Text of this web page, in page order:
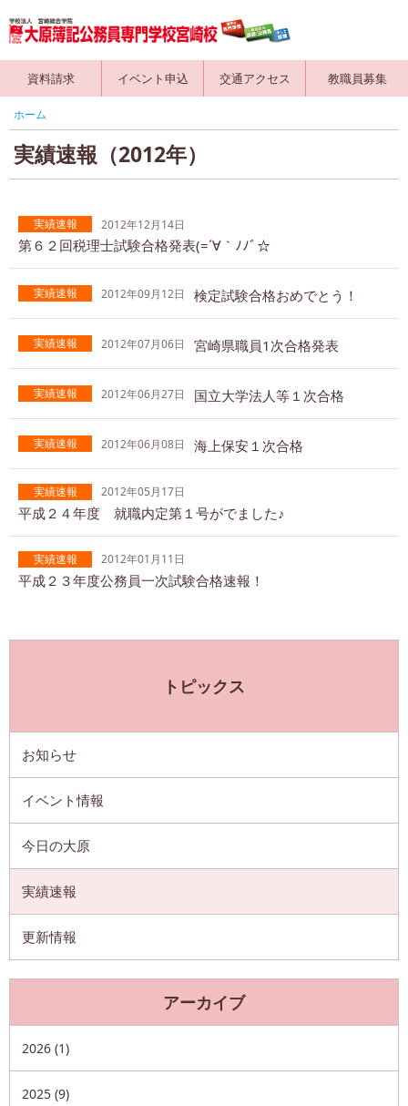
資料請求 イベント申込 交通アクセス 教職員募集
ホーム
実績速報（2012年）
実績速報 2012年12月14日
第６２回税理士試験合格発表(=´∀｀ﾉﾉﾞ☆
実績速報 2012年09月12日 検定試験合格おめでとう！
実績速報 2012年07月06日 宮崎県職員1次合格発表
実績速報 2012年06月27日 国立大学法人等１次合格
実績速報 2012年06月08日 海上保安１次合格
実績速報 2012年05月17日
平成２４年度 就職内定第１号がでました♪
実績速報 2012年01月11日
平成２３年度公務員一次試験合格速報！
トピックス
お知らせ
イベント情報
今日の大原
実績速報
更新情報
アーカイブ
2026 (1)
2025 (9)